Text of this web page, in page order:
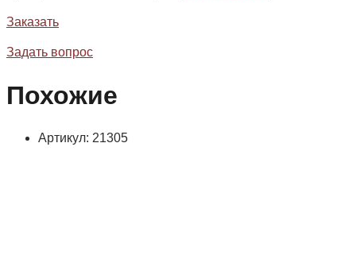
Заказать
Задать вопрос
Похожие
Артикул: 21305